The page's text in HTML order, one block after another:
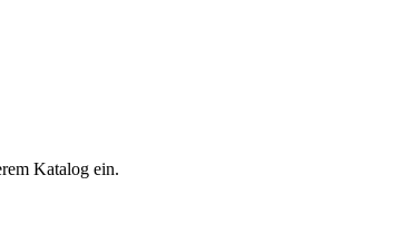
Katalog ein.